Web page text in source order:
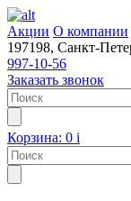
Акции О компании
197198, Санкт-
997-10-56
Заказать звонок
Корзина: 0 i